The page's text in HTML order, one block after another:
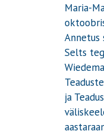
Maria-
Annetus
Selts
ja